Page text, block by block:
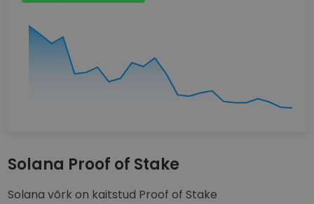
Solana Proof of Stake
Solana võrk on kaitstud Proof of Stake